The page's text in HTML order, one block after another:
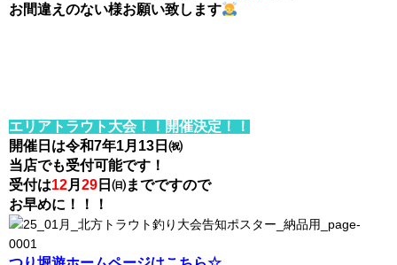
お間違えのない様お願い致します
エリアトラウト大会！！開催決定！！
開催日は令和7年1月13日㈷
当店でも受付可能です！
受付は12月 29 日㈰までですので
お早めに！！！